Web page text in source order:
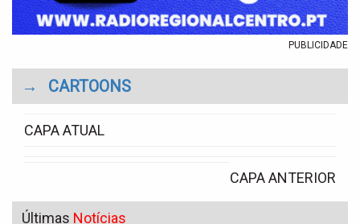
PUBLICIDADE
→ CARTOONS
CAPA ATUAL
CAPA ANTERIOR
Últimas Notícias